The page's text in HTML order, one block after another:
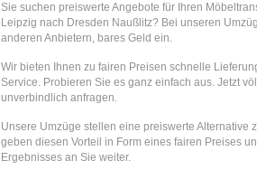
Sie suchen preiswerte Angebote für Ihren
Leipzig nach Dresden Naußlitz? Bei unseren
anderen Anbietern, bares Geld ein.
Wir bieten Ihnen zu fairen Preisen schnelle
Service. Probieren Sie es ganz einfach aus. Jetzt
unverbindlich anfragen.
Unsere Umzüge stellen eine preiswerte Alternative
geben diesen Vorteil in Form eines fairen Preises
Ergebnisses an Sie weiter.